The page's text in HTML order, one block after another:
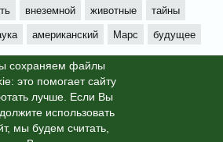
cохраняем файлы
это помогает сайту
лучше. Если Вы
использовать
мы будем считать,
внеземной животные
тайны
американский Марс
будущее
2025г. This site is protected by